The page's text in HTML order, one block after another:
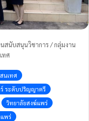
สนับสนุนวิชาการ/กลุ่มงาน
ทศ
นเทศ
ระดับปริญญาตรี
วิทยาลัยสงฆ์แพร่
พร่